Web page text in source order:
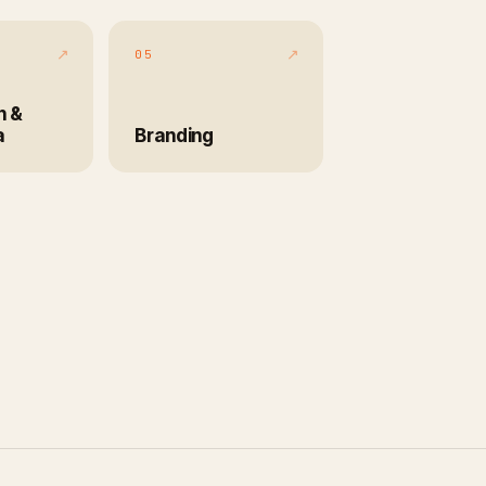
&
↗ 05
Branding
↗